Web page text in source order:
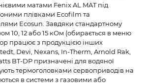
матами Fenix AL MAT під
плівками Ecofilm та
Ecosun. Завдяки стандартному
10, 12 або 15 кОм (обирається в меню
працює з продукцією інших
Devi, Nexans, In-Therm, Arnold Rak,
BT-DP призначені для водяної
термоголовками сервоприводів на
в системи з газовими або